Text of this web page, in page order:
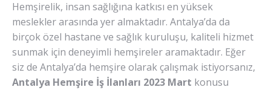
Hemşirelik, insan sağlığına katkısı en yüksek
meslekler arasında yer almaktadır. Antalya’da da
birçok özel hastane ve sağlık kuruluşu, kaliteli hizmet
sunmak için deneyimli hemşireler aramaktadır. Eğer
siz de Antalya’da hemşire olarak çalışmak istiyorsanız,
Antalya Hemşire İş İlanları 2023 Mart konusu